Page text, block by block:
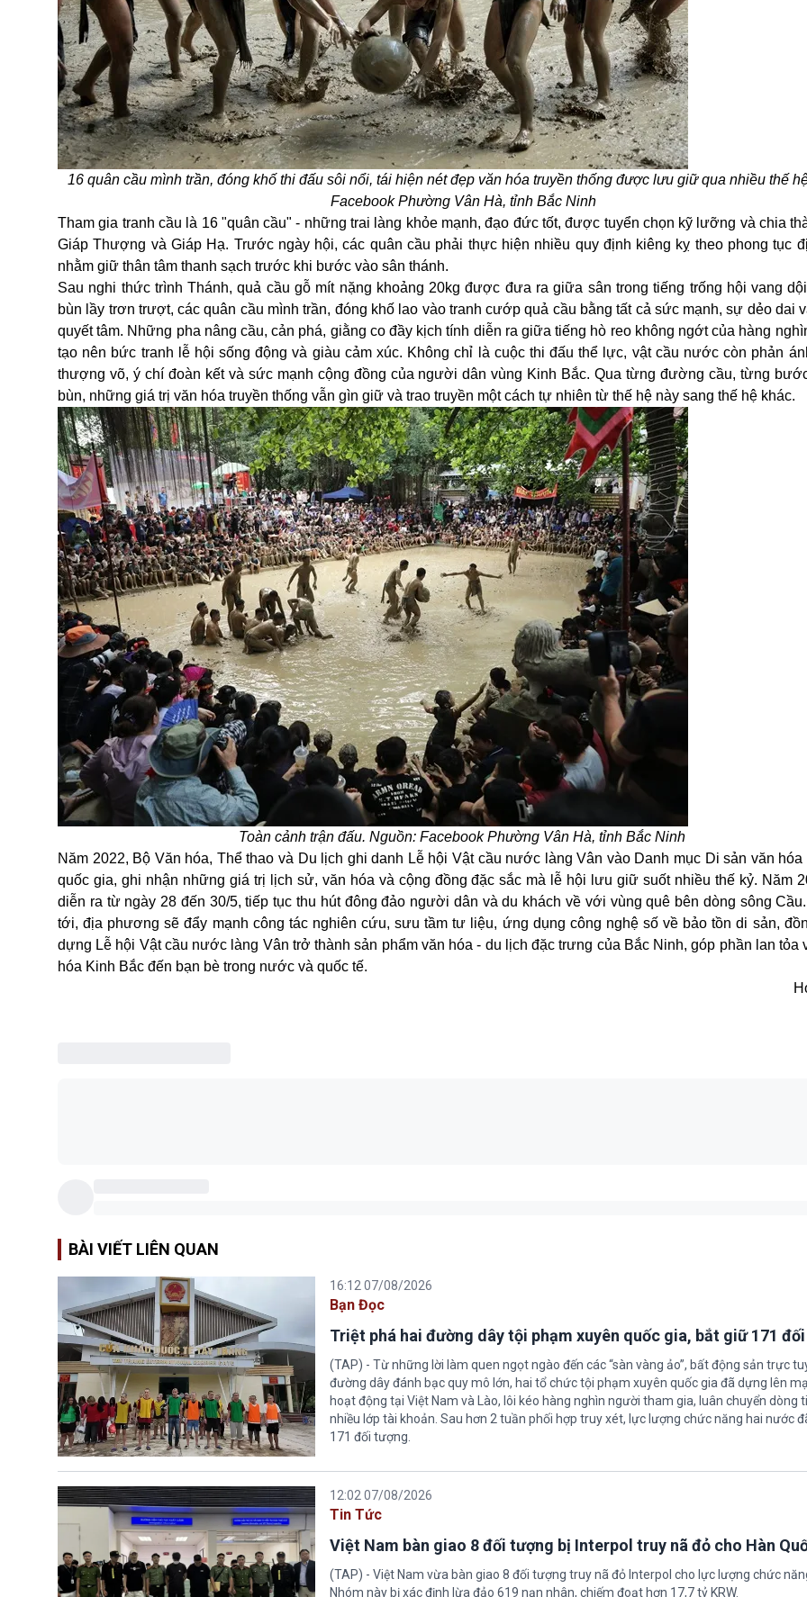
16 quân cầu mình trần, đóng khố thi đấu sôi nổi, tái hiện nét đẹp văn hóa truyền thống được lưu giữ qua nhiều thế
Facebook Phường Vân Hà, tỉnh Bắc Ninh
Tham gia tranh cầu là 16 "quân cầu" - những trai làng khỏe mạnh, đạo đức tốt, được tuyển chọn kỹ lưỡng và chia
Giáp Thượng và Giáp Hạ. Trước ngày hội, các quân cầu phải thực hiện nhiều quy định kiêng kỵ theo phong tục
nhằm giữ thân tâm thanh sạch trước khi bước vào sân thánh.
Sau nghi thức trình Thánh, quả cầu gỗ mít nặng khoảng 20kg được đưa ra giữa sân trong tiếng trống hội vang
bùn lầy trơn trượt, các quân cầu mình trần, đóng khố lao vào tranh cướp quả cầu bằng tất cả sức mạnh, sự dẻo dai
quyết tâm. Những pha nâng cầu, cản phá, giằng co đầy kịch tính diễn ra giữa tiếng hò reo không ngớt của hàng
tạo nên bức tranh lễ hội sống động và giàu cảm xúc. Không chỉ là cuộc thi đấu thể lực, vật cầu nước còn phản
thượng võ, ý chí đoàn kết và sức mạnh cộng đồng của người dân vùng Kinh Bắc. Qua từng đường cầu, từng
bùn, những giá trị văn hóa truyền thống vẫn gìn giữ và trao truyền một cách tự nhiên từ thế hệ này sang thế hệ khác.
Toàn cảnh trận đấu. Nguồn: Facebook Phường Vân Hà, tỉnh Bắc Ninh
Năm 2022, Bộ Văn hóa, Thể thao và Du lịch ghi danh Lễ hội Vật cầu nước làng Vân vào Danh mục Di sản văn hóa
quốc gia, ghi nhận những giá trị lịch sử, văn hóa và cộng đồng đặc sắc mà lễ hội lưu giữ suốt nhiều thế kỷ. Năm
diễn ra từ ngày 28 đến 30/5, tiếp tục thu hút đông đảo người dân và du khách về với vùng quê bên dòng sông
tới, địa phương sẽ đẩy mạnh công tác nghiên cứu, sưu tầm tư liệu, ứng dụng công nghệ số về bảo tồn di sản,
dựng Lễ hội Vật cầu nước làng Vân trở thành sản phẩm văn hóa - du lịch đặc trưng của Bắc Ninh, góp phần lan tỏa
hóa Kinh Bắc đến bạn bè trong nước và quốc tế.
BÀI VIẾT LIÊN QUAN
16:12 07/08/2026
Bạn Đọc
Triệt phá hai đường dây tội phạm xuyên quốc gia, bắt giữ 171
(TAP) - Từ những lời làm quen ngọt ngào đến các “sàn vàng ảo”, bất động sản trực
đường dây đánh bạc quy mô lớn, hai tổ chức tội phạm xuyên quốc gia đã dựng lên
hoạt động tại Việt Nam và Lào, lôi kéo hàng nghìn người tham gia, luân chuyển dòng
nhiều lớp tài khoản. Sau hơn 2 tuần phối hợp truy xét, lực lượng chức năng hai nước
171 đối tượng.
12:02 07/08/2026
Tin Tức
Việt Nam bàn giao 8 đối tượng bị Interpol truy nã đỏ cho Hàn
(TAP) - Việt Nam vừa bàn giao 8 đối tượng truy nã đỏ Interpol cho lực lượng chức
Nhóm này bị xác định lừa đảo 619 nạn nhân, chiếm đoạt hơn 17,7 tỷ KRW.